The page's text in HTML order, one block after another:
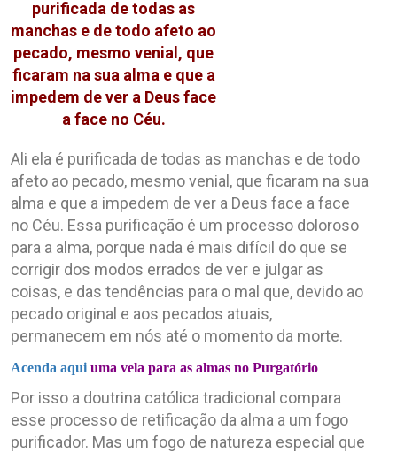
purificada de todas as
manchas e de todo afeto ao
pecado, mesmo venial, que
ficaram na sua alma e que a
impedem de ver a Deus face
a face no Céu.
Ali ela é purificada de todas as manchas e de todo
afeto ao pecado, mesmo venial, que ficaram na sua
alma e que a impedem de ver a Deus face a face
no Céu. Essa purificação é um processo doloroso
para a alma, porque nada é mais difícil do que se
corrigir dos modos errados de ver e julgar as
coisas, e das tendências para o mal que, devido ao
pecado original e aos pecados atuais,
permanecem em nós até o momento da morte.
Acenda aqui uma vela para as almas no Purgatório
Por isso a doutrina católica tradicional compara
esse processo de retificação da alma a um fogo
purificador. Mas um fogo de natureza especial que